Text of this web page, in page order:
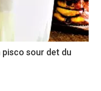
pisco sour det du